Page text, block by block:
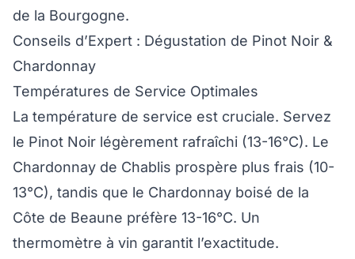
de la Bourgogne.
Conseils d’Expert : Dégustation de Pinot Noir &
Chardonnay
Températures de Service Optimales
La température de service est cruciale. Servez
le Pinot Noir légèrement rafraîchi (13-16°C). Le
Chardonnay de Chablis prospère plus frais (10-
13°C), tandis que le Chardonnay boisé de la
Côte de Beaune préfère 13-16°C. Un
thermomètre à vin garantit l’exactitude.